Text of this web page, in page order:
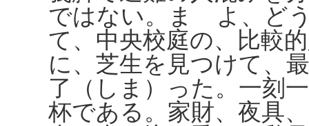
ではない。まゝよ、ど
て、中央校庭の、比較
に、芝生を見つけて、
了（しま）った。一刻
杯である。家財、夜具